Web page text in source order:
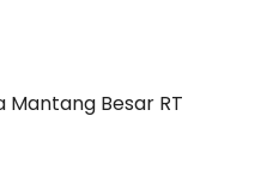
Mantang Besar RT